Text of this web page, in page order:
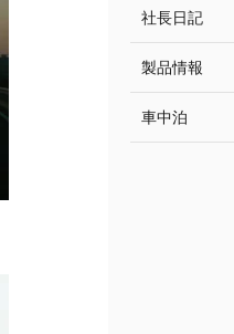
社長日記
製品情報
車中泊